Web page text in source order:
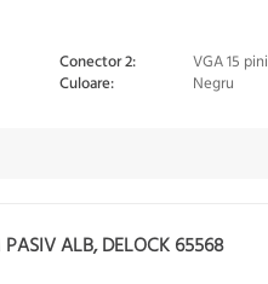
Conector 2:
VGA 15
Culoare:
Negru
ALB, DELOCK 65568